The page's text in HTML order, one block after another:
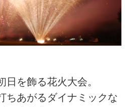
日を飾る花火大会。
ちあがるダイナミックな